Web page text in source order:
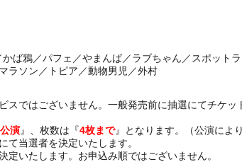
ば鴉／パフェ／やまんば／ラブちゃん／スポット
ラソン／トピア／動物男児／外村
スではございません。一般発売前に抽選にてチケ
演』、枚数は『4枚まで』となります。（公演によ
て当選者を決定いたします。
定いたします。お申込み順ではございません。